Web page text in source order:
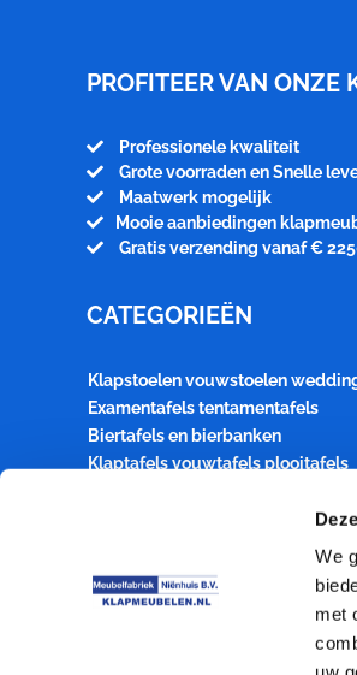
We
met
PROFITEER VAN ONZE
Professionele kwaliteit
Grote voorraden en Snelle
Maatwerk mogelijk
Mooie aanbiedingen
Gratis verzending vanaf €
CATEGORIEËN
Klapstoelen vouwstoelen
Examentafels tentamentafels
Biertafels en bierbanken
Klaptafels vouwtafels plooitafels
Style statafel buffettafel dinertafel
Bridgetafels kaarttafels inklapbaar
Kaartklaptafels Bridgeklaptafels
Aanbiedingen klapmeubelen
partymeubelen event products